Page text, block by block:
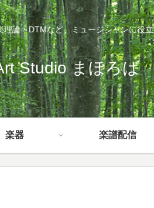
論・DTMなど、ミュージシャンに役
Studio まほろば
楽器 楽譜配信